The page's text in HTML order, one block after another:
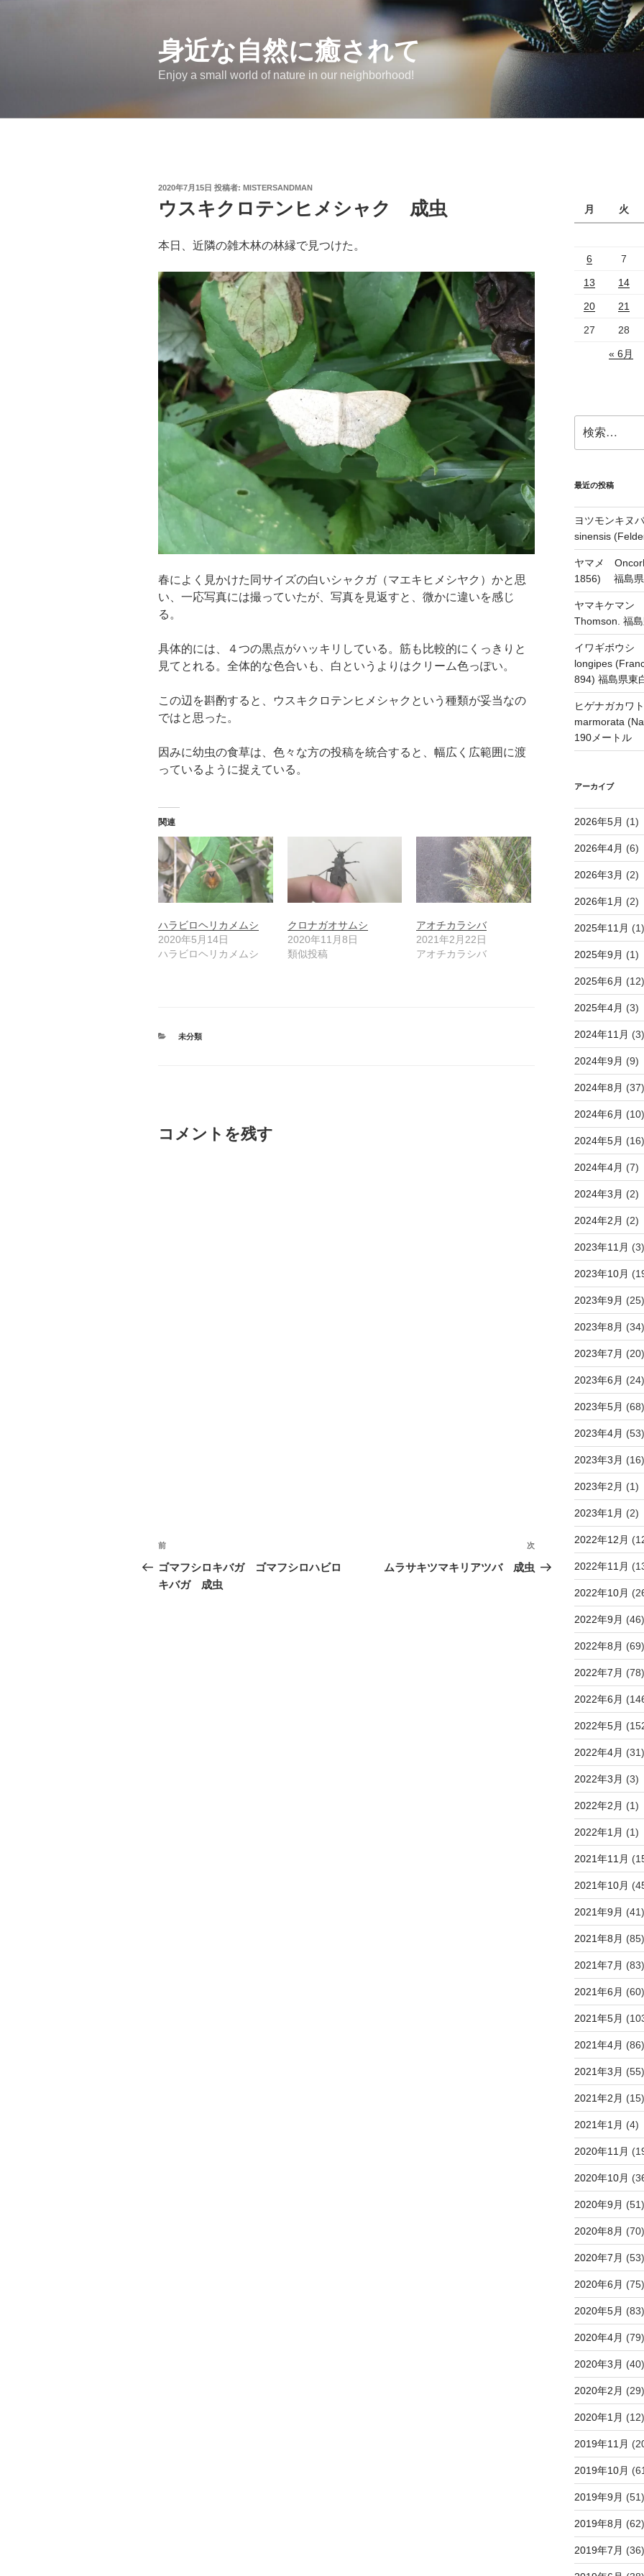
身近な自然に癒されて
Enjoy a small world of nature in our neighborhood!
投
日:
2020年7月15日 投稿者: MISTERSANDMAN
ウスキクロテンヒメシャク 成虫
本日、近隣の雑木林の林縁で見つけた。
春によく見かけた同サイズの白いシャクガ（マエキヒメシヤク）かと思
い、一応写真には撮っていたが、写真を見返すと、微かに違いを感じ
る。
具体的には、４つの黒点がハッキリしている。筋も比較的にくっきりと
見てとれる。全体的な色合いも、白というよりはクリーム色っぽい。
この辺を斟酌すると、ウスキクロテンヒメシャクという種類が妥当なの
ではと思った。
因みに幼虫の食草は、色々な方の投稿を統合すると、幅広く広範囲に渡
っているように捉えている。
関連
ハラビロヘリカメムシ
2020年5月14日
ハラビロヘリカメムシ
クロナガオサムシ
2020年11月8日
類似投稿
アオチカラシバ
2021年2月22日
アオチカラシバ
カ
未分類
コメントを残す
投
稿
ナ
前
の
投
前
ゴマフシロキバガ ゴマフシロハビロ
キバガ 成虫
次
の
次
ムラサキツマキリアツバ 成虫
月
火
6 7
13 14
20 21
27 28
« 6月
索:
最近の投稿
ヨツモンキ
sinensis
ヤマメ
1856) 福島
ヤマキケマン
Thomson. 福
イワギボウシ
longipes
894) 福島県東
ヒゲナガカワ
marmorata
190メートル
アーカイブ
2026年5月 (1)
2026年4月 (6)
2026年3月 (2)
2026年1月 (2)
2025年11月 (1)
2025年9月 (1)
2025年6月 (12)
2025年4月 (3)
2024年11月 (3)
2024年9月 (9)
2024年8月 (37)
2024年6月 (10)
2024年5月 (16)
2024年4月 (7)
2024年3月 (2)
2024年2月 (2)
2023年11月 (3)
2023年10月
2023年9月 (25)
2023年8月 (34)
2023年7月 (20)
2023年6月 (24)
2023年5月 (68)
2023年4月 (53)
2023年3月 (16)
2023年2月 (1)
2023年1月 (2)
2022年12月
2022年11月
2022年10月
2022年9月 (46)
2022年8月 (69)
2022年7月 (78)
2022年6月
2022年5月
2022年4月 (31)
2022年3月 (3)
2022年2月 (1)
2022年1月 (1)
2021年11月
2021年10月
2021年9月 (41)
2021年8月 (85)
2021年7月 (83)
2021年6月 (60)
2021年5月
2021年4月 (86)
2021年3月 (55)
2021年2月 (15)
2021年1月 (4)
2020年11月
2020年10月
2020年9月 (51)
2020年8月 (70)
2020年7月 (53)
2020年6月 (75)
2020年5月 (83)
2020年4月 (79)
2020年3月 (40)
2020年2月 (29)
2020年1月 (12)
2019年11月
2019年10月
2019年9月 (51)
2019年8月 (62)
2019年7月 (36)